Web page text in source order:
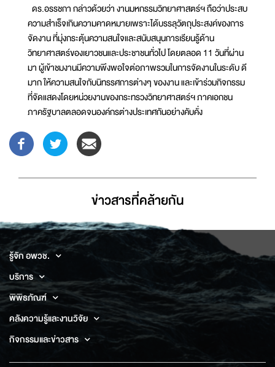
ดร.อรรชกา กล่าวด้วยว่า งานมหกรรมวิทยาศาสตร์ฯ ถือว่าประสบ
ความสำเร็จเกินความคาดหมายเพราะได้บรรลุวัตถุประสงค์ของการ
จัดงาน ที่มุ่งกระตุ้นความสนใจและสนับสนุนการเรียนรู้ด้าน
วิทยาศาสตร์ของเยาวชนและประชาชนทั่วไป โดยตลอด 11 วันที่ผ่าน
มา ผู้เข้าชมงานมีความพึงพอใจต่อภาพรวมในการจัดงานในระดับ ดี
มาก ให้ความสนใจกับนิทรรศการต่างๆ ของงาน และเข้าร่วมกิจกรรม
ที่จัดแสดงโดยหน่วยงานของกระทรวงวิทยาศาสตร์ฯ ภาคเอกชน
ภาครัฐบาลตลอดจนองค์กรต่างประเทศกันอย่างคับคั่ง
ข่าวสารที่่คล้ายกัน
รู้จัก อพวช.
บริการ
พิพิธภัณฑ์
คลังความรู้และงานวิจัย
กิจกรรมและข่าวสาร